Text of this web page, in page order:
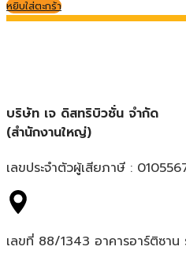
หยิบใส่ตะกร้า
บริษัท เจ ดิสทริบิวชั่น จำกัด
(สำนักงานใหญ่)
เลขประจำตัวผู้เสียภาษี :
เลขที่ 88/1343 อาคารอาร์ติซา